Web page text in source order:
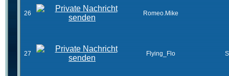
26 Romeo.Mike
27 Flying_Flo